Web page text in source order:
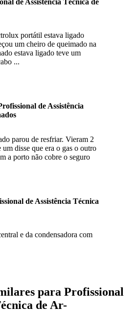
portátil estava ligado
um cheiro de queimado na
estava ligado teve um
...
de Assistência
parou de resfriar. Vieram 2
disse que era o gas o outro
a porto não cobre o seguro
de Assistência Técnica
e da condensadora com
para Profissional
de Ar-